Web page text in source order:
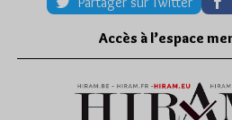
Accès à l’espace